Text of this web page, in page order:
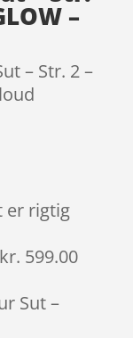
–
– Str. 2 –
er rigtig
599.00
Sut –